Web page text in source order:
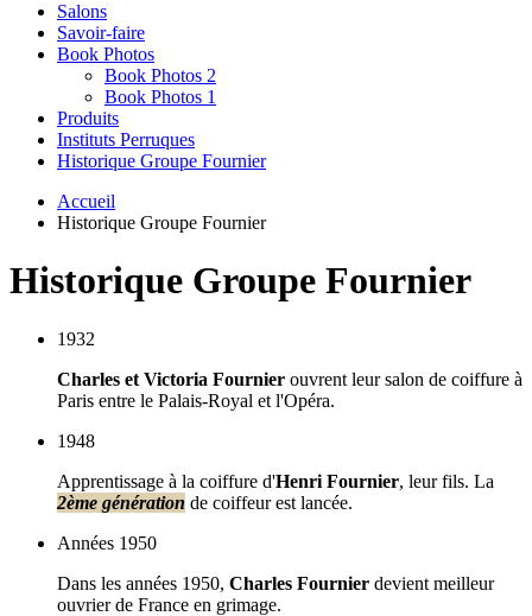
Salons
Savoir-faire
Book Photos
Book Photos 2
Book Photos 1
Produits
Instituts Perruques
Historique Groupe Fournier
Accueil
Historique Groupe Fournier
Historique Groupe Fournier
1932
Charles et Victoria Fournier ouvrent leur salon de coiffure à
Paris entre le Palais-Royal et l'Opéra.
1948
Apprentissage à la coiffure d'Henri Fournier, leur fils. La
2ème génération de coiffeur est lancée.
Années 1950
Dans les années 1950, Charles Fournier devient meilleur
ouvrier de France en grimage.